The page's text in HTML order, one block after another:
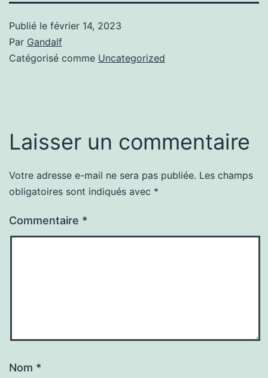
Publié le février 14, 2023
Par Gandalf
Catégorisé comme Uncategorized
Laisser un commentaire
Votre adresse e-mail ne sera pas publiée. Les champs
obligatoires sont indiqués avec *
Commentaire *
Nom *